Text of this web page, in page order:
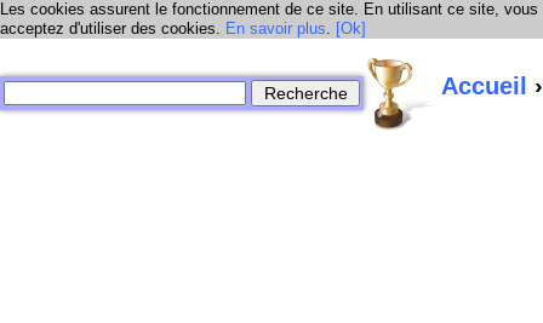
Les cookies assurent le fonctionnement de ce site. En utilisant ce site, vous
acceptez d'utiliser des cookies. En savoir plus. [Ok]
Accueil